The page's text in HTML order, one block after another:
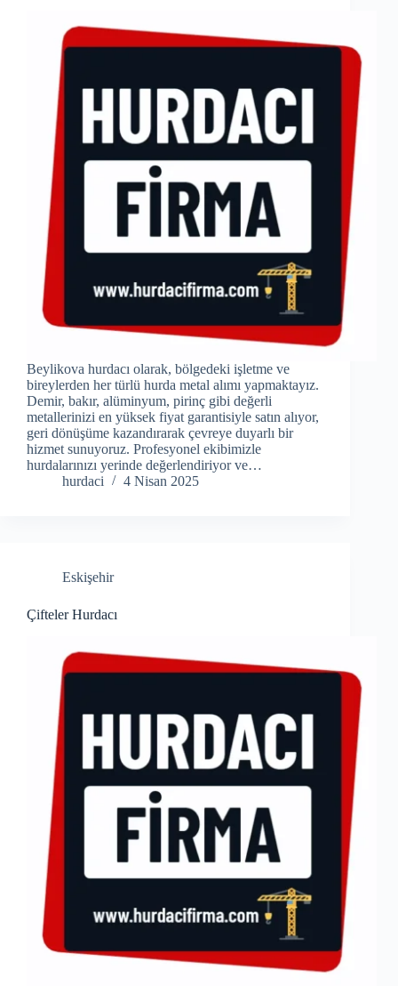
Beylikova hurdacı olarak, bölgedeki işletme ve
bireylerden her türlü hurda metal alımı yapmaktayız.
Demir, bakır, alüminyum, pirinç gibi değerli
metallerinizi en yüksek fiyat garantisiyle satın alıyor,
geri dönüşüme kazandırarak çevreye duyarlı bir
hizmet sunuyoruz. Profesyonel ekibimizle
hurdalarınızı yerinde değerlendiriyor ve…
hurdaci
4 Nisan 2025
Eskişehir
Çifteler Hurdacı